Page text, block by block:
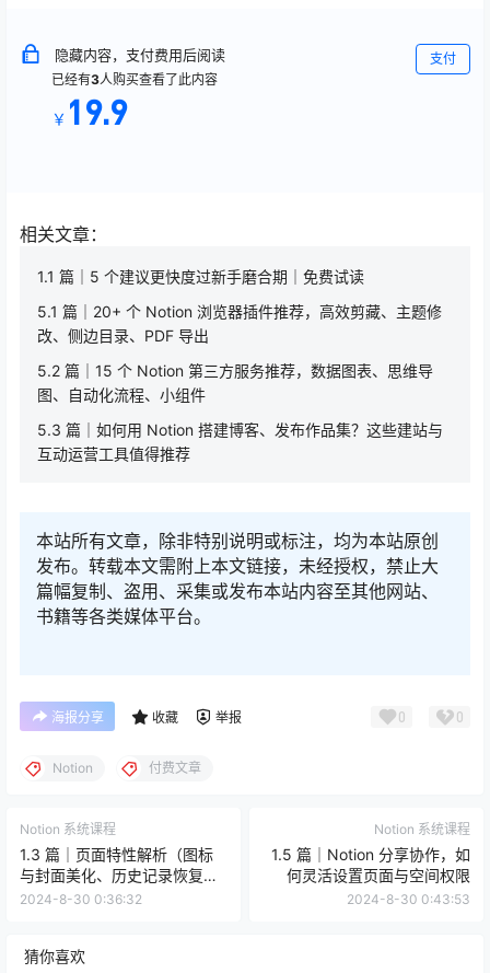
隐藏内容，支付费用后阅读
已经有3人购买查看了此内容
￥ 19.9
支付
相关文章：
1.1 篇｜5 个建议更快度过新手磨合期｜免费试读
5.1 篇｜20+ 个 Notion 浏览器插件推荐，高效剪藏、主题修
改、侧边目录、PDF 导出
5.2 篇｜15 个 Notion 第三方服务推荐，数据图表、思维导
图、自动化流程、小组件
5.3 篇｜如何用 Notion 搭建博客、发布作品集？这些建站与
互动运营工具值得推荐
本站所有文章，除非特别说明或标注，均为本站原创
发布。转载本文需附上本文链接，未经授权，禁止大
篇幅复制、盗用、采集或发布本站内容至其他网站、
书籍等各类媒体平台。
海报分享 收藏 举报 0 0
Notion 付费文章
Notion 系统课程
1.3 篇｜页面特性解析（图标
与封面美化、历史记录恢复与
访客统计）
2024-8-30 0:36:32
Notion 系统课程
1.5 篇｜Notion 分享协作，如
何灵活设置页面与空间权限
2024-8-30 0:43:53
猜你喜欢